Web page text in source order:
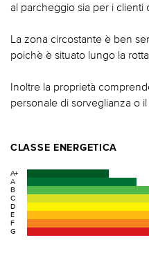
al parcheggio sia per i clienti
La zona circostante è ben
poichè è situato lungo la
Inoltre la proprietà
personale di sorveglianza o
CLASSE ENERGETICA
A+
A
B
C
D
E
F
G